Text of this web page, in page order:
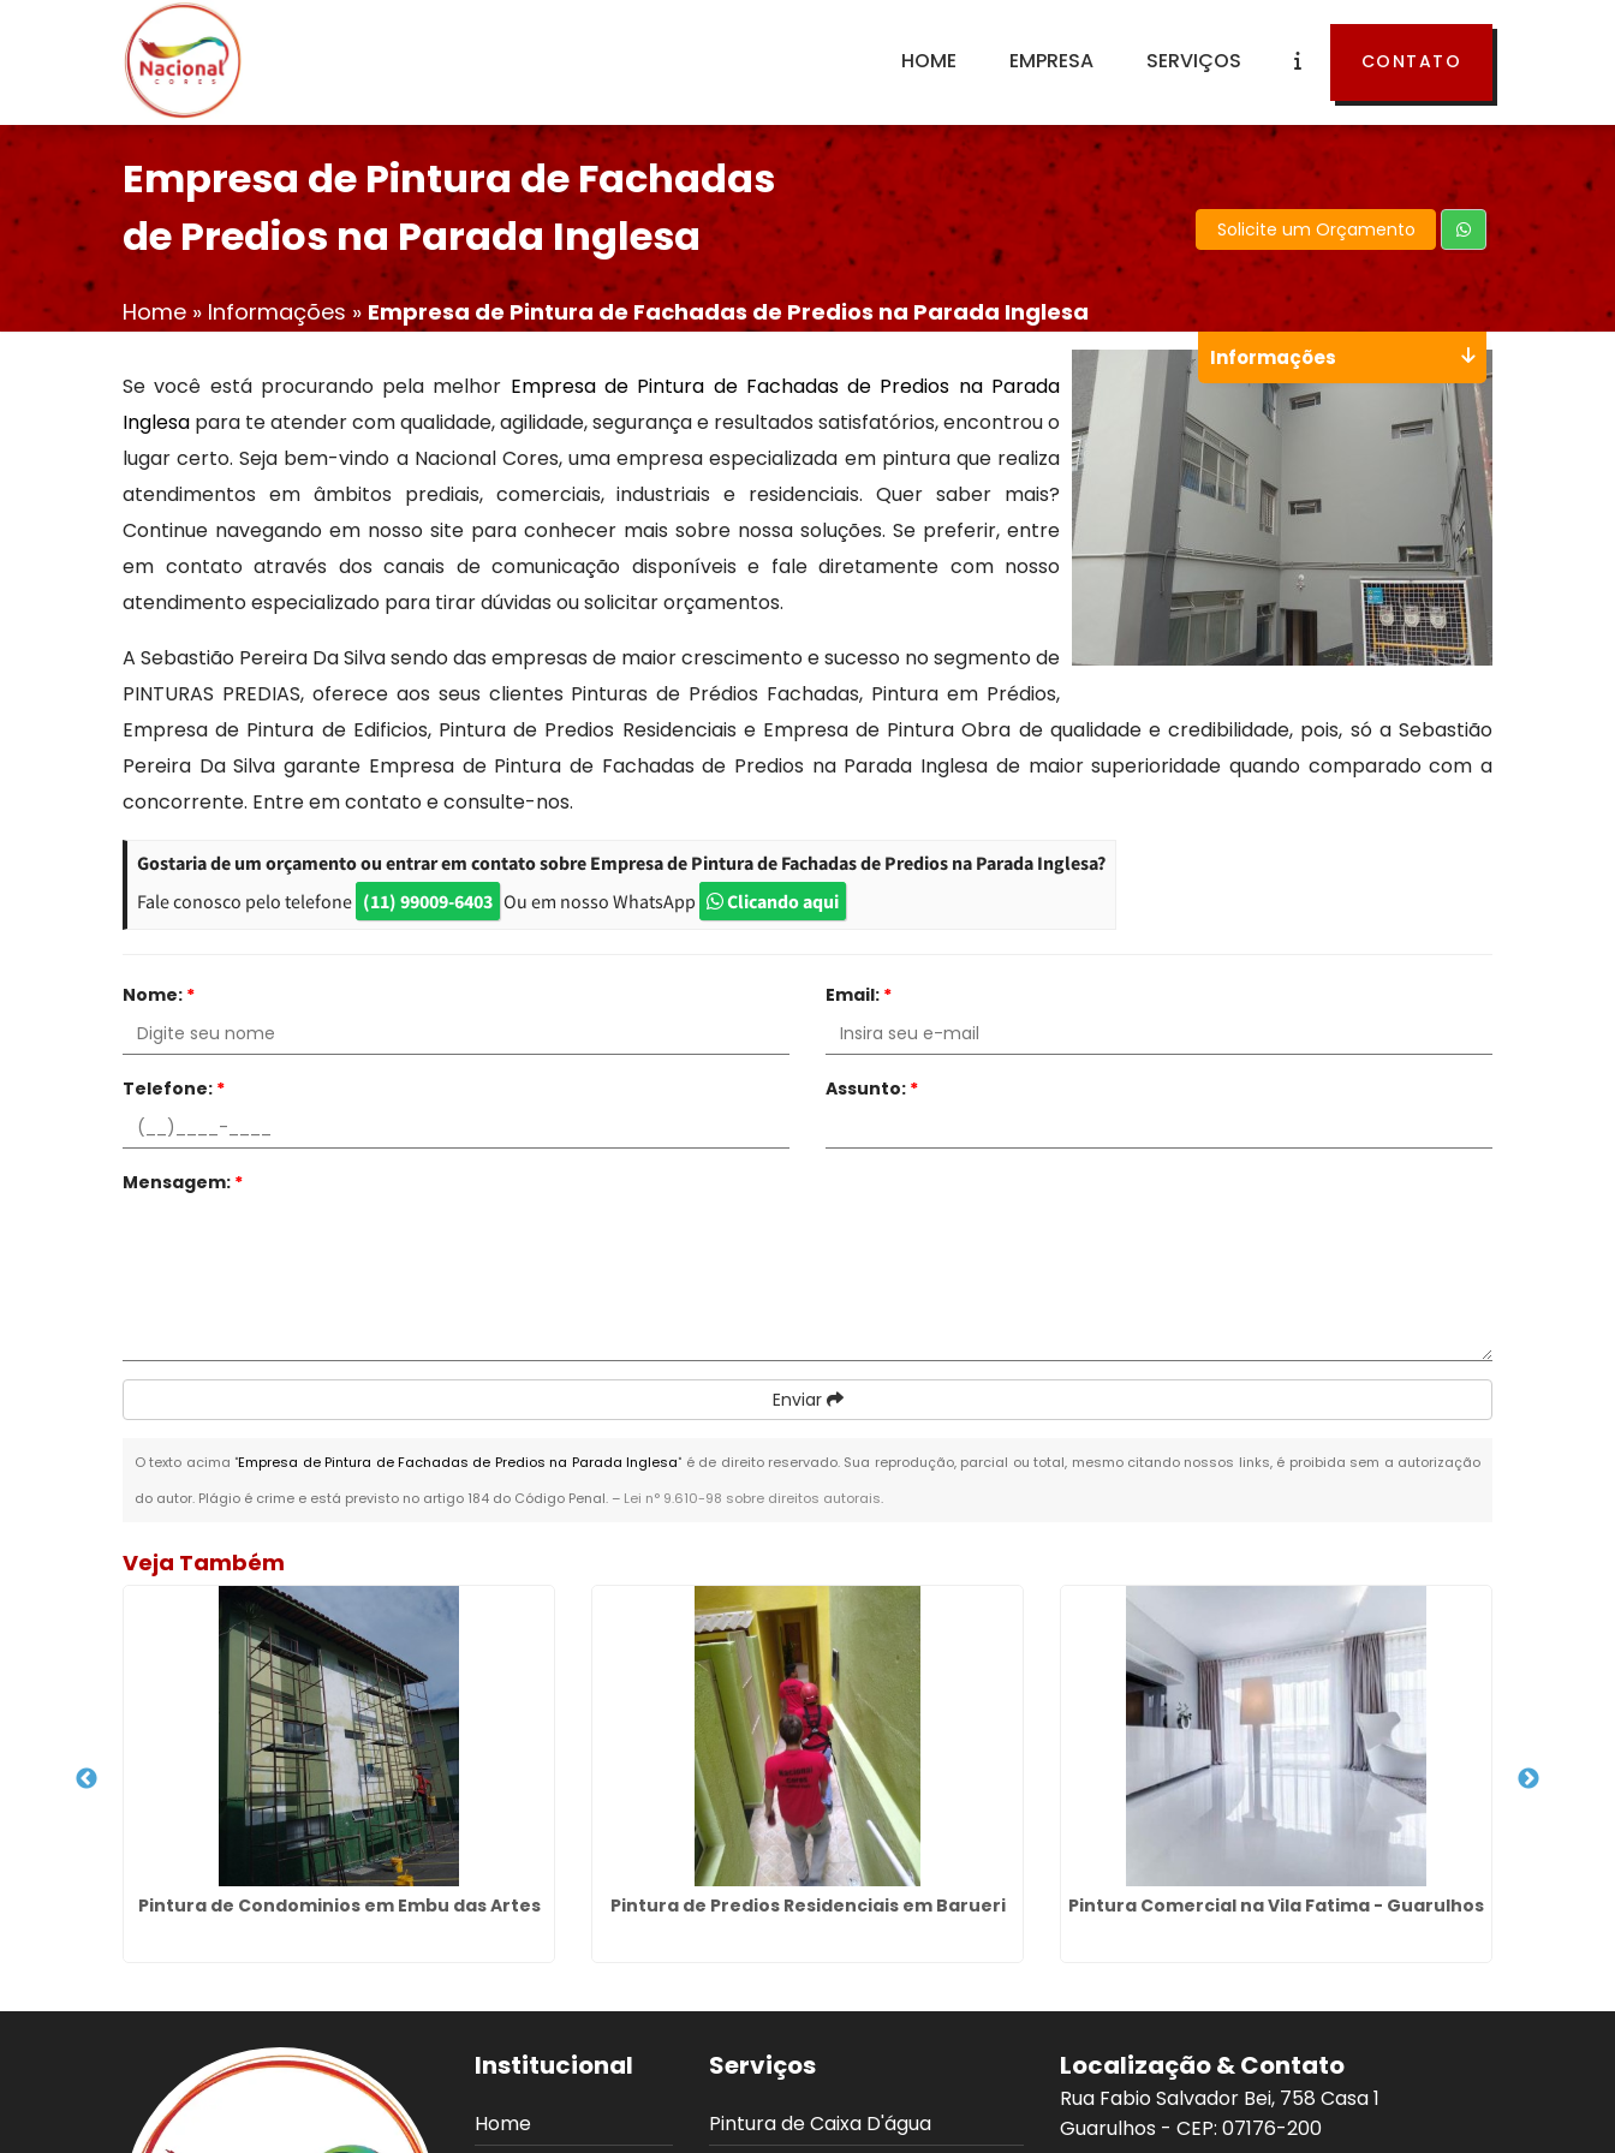
HOME EMPRESA SERVIÇOS CONTATO
Empresa de Pintura de Fachadas
de Predios na Parada Inglesa
Home » Informações » Empresa de Pintura de Fachadas de Predios na Parada Inglesa
Solicite um Orçamento
Se você está procurando pela melhor Empresa de Pintura de Fachadas de Predios na Parada
Inglesa para te atender com qualidade, agilidade, segurança e resultados satisfatórios, encontrou o
lugar certo. Seja bem-vindo a Nacional Cores, uma empresa especializada em pintura que realiza
atendimentos em âmbitos prediais, comerciais, industriais e residenciais. Quer saber mais?
Continue navegando em nosso site para conhecer mais sobre nossa soluções. Se preferir, entre
em contato através dos canais de comunicação disponíveis e fale diretamente com nosso
atendimento especializado para tirar dúvidas ou solicitar orçamentos.
A Sebastião Pereira Da Silva sendo das empresas de maior crescimento e sucesso no segmento de
PINTURAS PREDIAS, oferece aos seus clientes Pinturas de Prédios Fachadas, Pintura em Prédios,
Empresa de Pintura de Edificios, Pintura de Predios Residenciais e Empresa de Pintura Obra de qualidade e credibilidade, pois, só a Sebastião
Pereira Da Silva garante Empresa de Pintura de Fachadas de Predios na Parada Inglesa de maior superioridade quando comparado com a
concorrente. Entre em contato e consulte-nos.
Gostaria de um orçamento ou entrar em contato sobre Empresa de Pintura de Fachadas de Predios na Parada Inglesa?
Fale conosco pelo telefone (11) 99009-6403 Ou em nosso WhatsApp Clicando aqui
Nome: * Email: *
Telefone: * Assunto: *
Mensagem: *
Enviar
O texto acima "Empresa de Pintura de Fachadas de Predios na Parada Inglesa" é de direito reservado. Sua reprodução, parcial ou total, mesmo citando nossos links, é proibida sem a autorização
do autor. Plágio é crime e está previsto no artigo 184 do Código Penal. – Lei n° 9.610-98 sobre direitos autorais.
Informações
Veja Também
Pintura de Condominios em Embu das Artes Pintura de Predios Residenciais em Barueri Pintura Comercial na Vila Fatima - Guarulhos
Institucional
Home
Serviços
Pintura de Caixa D'água
Localização & Contato
Rua Fabio Salvador Bei, 758 Casa 1
Guarulhos - CEP: 07176-200